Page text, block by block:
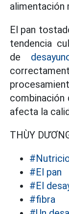
alimentación
El pan
tendencia
de
combinación
afecta la
THÙY
#El pan
#El
#fibra